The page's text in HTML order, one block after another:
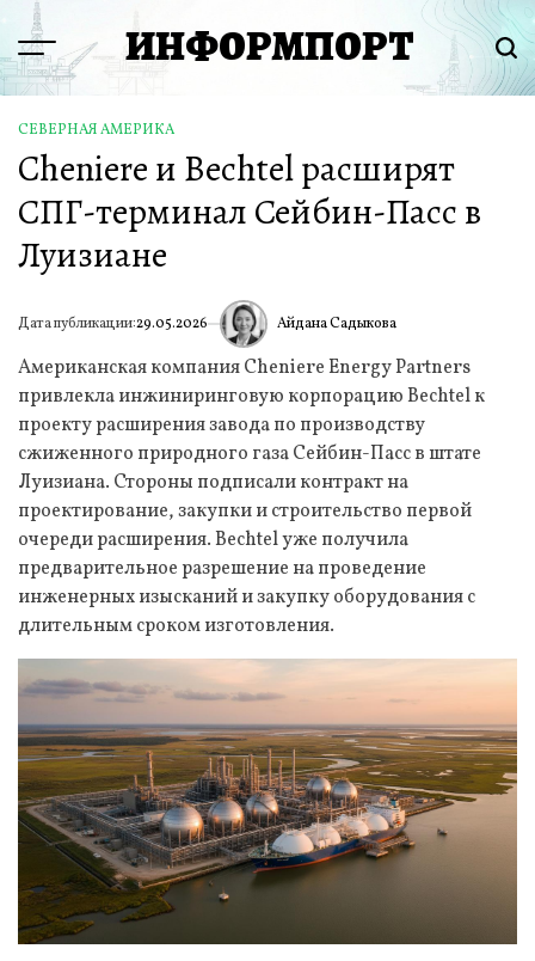
Перейти
содержимому
Menu ИНФОРМПОРТ
ОПУБЛИКОВАНО
В
СЕВЕРНАЯ АМЕРИКА
Cheniere и Bechtel расширят
СПГ-терминал Сейбин-Пасс в
Луизиане
Дата публикации:29.05.2026 ИА Айдана Садыкова
Американская компания Cheniere Energy Partners
привлекла инжиниринговую корпорацию Bechtel к
проекту расширения завода по производству
сжиженного природного газа Сейбин-Пасс в штате
Луизиана. Стороны подписали контракт на
проектирование, закупки и строительство первой
очереди расширения. Bechtel уже получила
предварительное разрешение на проведение
инженерных изысканий и закупку оборудования с
длительным сроком изготовления.